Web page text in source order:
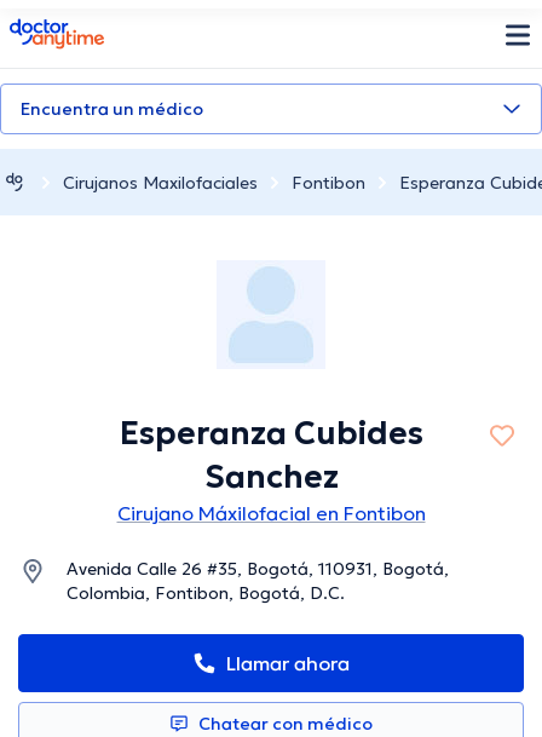
doctoranytime
Encuentra un médico
Cirujanos Maxilofaciales Fontibon Esperanza
Esperanza Cubides
Sanchez
Cirujano Máxilofacial en Fontibon
Avenida Calle 26 #35, Bogotá, 110931, Bogotá,
Colombia, Fontibon, Bogotá, D.C.
Llamar ahora
Chatear con médico